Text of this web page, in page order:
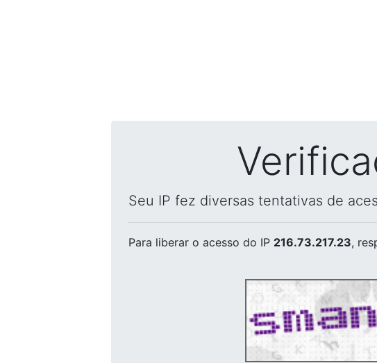
Seu IP fez diversas tentativas de
Para liberar o acesso do IP 216.73.217.23,